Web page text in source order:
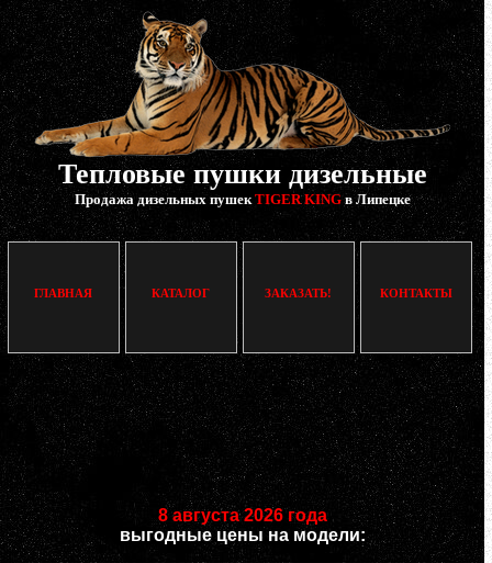
Тепловые пушки дизельные
Продажа дизельных пушекTIGER KINGв Липецке
ГЛАВНАЯ КАТАЛОГ ЗАКАЗАТЬ! КОНТАКТЫ
8 августа 2026 года
выгодные цены на модели: